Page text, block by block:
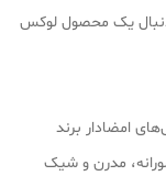
دنبال یک محصول لوکس
امضادار برند
مدرن و شیک